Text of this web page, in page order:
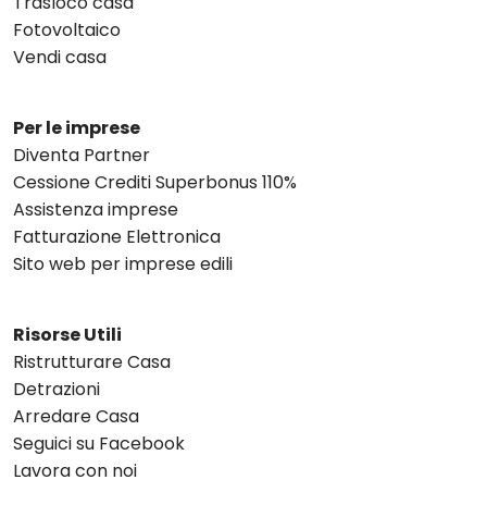
Fotovoltaico
Vendi casa
Per le imprese
Diventa Partner
Cessione Crediti Superbonus 110%
Assistenza imprese
Fatturazione Elettronica
Sito web per imprese edili
Risorse Utili
Ristrutturare Casa
Detrazioni
Arredare Casa
Seguici su Facebook
Lavora con noi